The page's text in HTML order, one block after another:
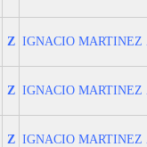
Z IGNACIO MARTINEZ
Z IGNACIO MARTINEZ
Z IGNACIO MARTINEZ